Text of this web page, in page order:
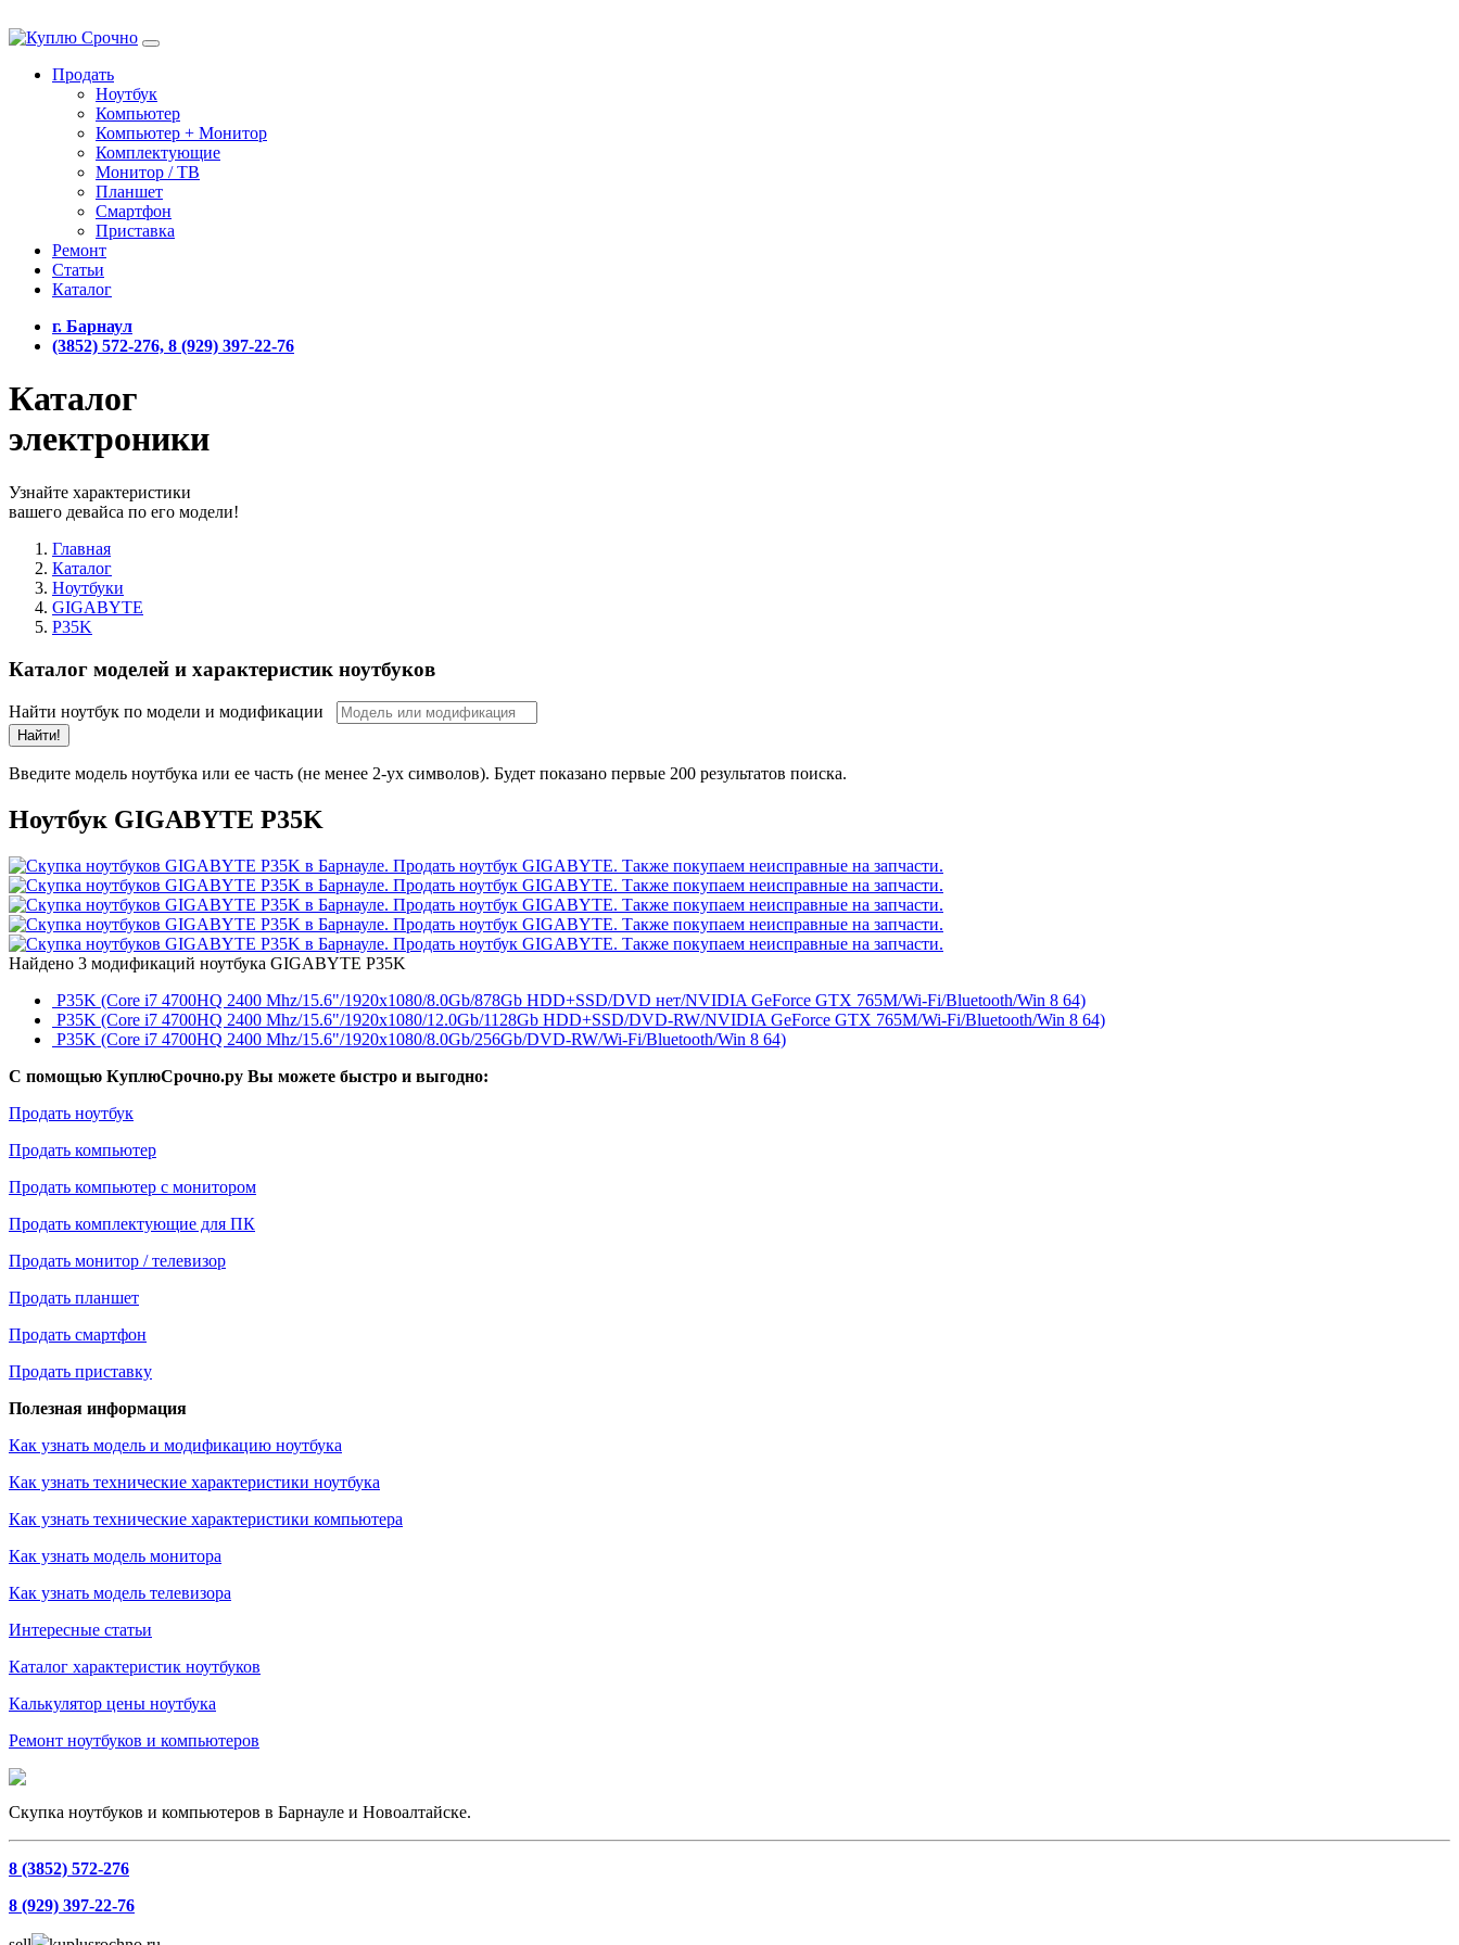
Продать
Ноутбук
Компьютер
Компьютер + Монитор
Комплектующие
Монитор / ТВ
Планшет
Смартфон
Приставка
Ремонт
Статьи
Каталог
г. Барнаул
(3852) 572-276, 8 (929) 397-22-76
Каталог
электроники
Узнайте характеристики
вашего девайса по его модели!
Главная
Каталог
Ноутбуки
GIGABYTE
P35K
Каталог моделей и характеристик ноутбуков
Найти ноутбук по модели и модификации
Найти!
Введите модель ноутбука или ее часть (не менее 2-ух символов). Будет показано первые 200 результатов поиска.
Ноутбук GIGABYTE P35K
Найдено 3 модификаций ноутбука GIGABYTE P35K
P35K (Core i7 4700HQ 2400 Mhz/15.6"/1920x1080/8.0Gb/878Gb HDD+SSD/DVD нет/NVIDIA GeForce GTX 765M/Wi-Fi/Bluetooth/Win 8 64)
P35K (Core i7 4700HQ 2400 Mhz/15.6"/1920x1080/12.0Gb/1128Gb HDD+SSD/DVD-RW/NVIDIA GeForce GTX 765M/Wi-Fi/Bluetooth/Win 8 64)
P35K (Core i7 4700HQ 2400 Mhz/15.6"/1920x1080/8.0Gb/256Gb/DVD-RW/Wi-Fi/Bluetooth/Win 8 64)
С помощью КуплюСрочно.ру Вы можете быстро и выгодно:
Продать ноутбук
Продать компьютер
Продать компьютер с монитором
Продать комплектующие для ПК
Продать монитор / телевизор
Продать планшет
Продать смартфон
Продать приставку
Полезная информация
Как узнать модель и модификацию ноутбука
Как узнать технические характеристики ноутбука
Как узнать технические характеристики компьютера
Как узнать модель монитора
Как узнать модель телевизора
Интересные статьи
Каталог характеристик ноутбуков
Калькулятор цены ноутбука
Ремонт ноутбуков и компьютеров
Скупка ноутбуков и компьютеров в Барнауле и Новоалтайске.
8 (3852) 572-276
8 (929) 397-22-76